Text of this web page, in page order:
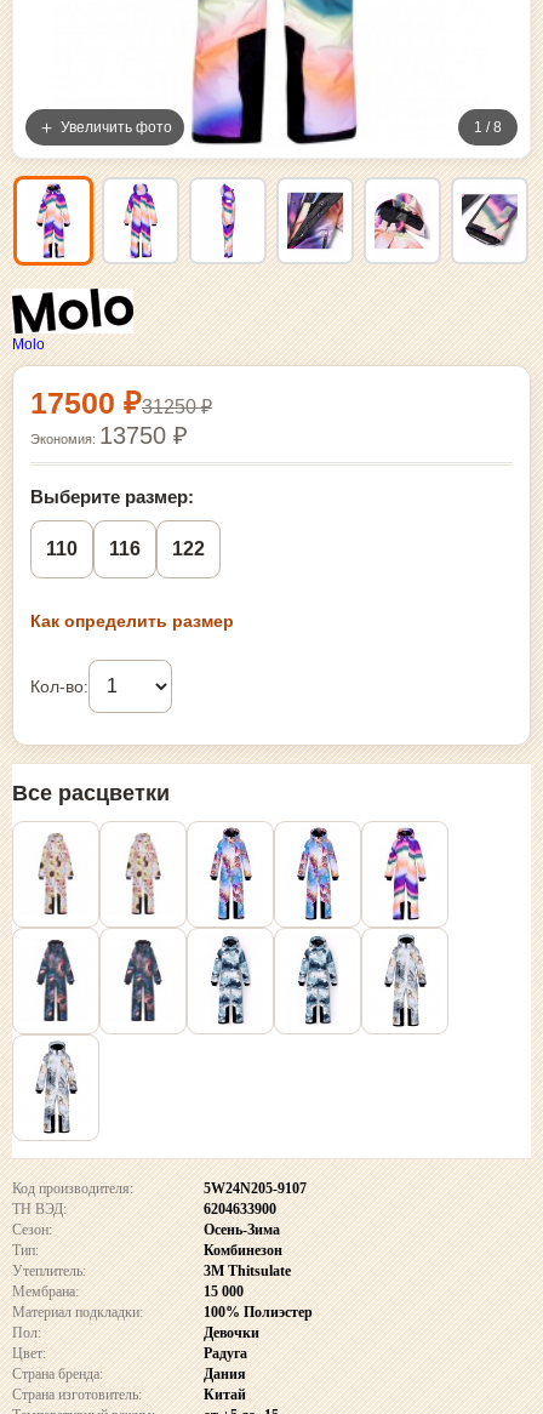
1 / 8
Увеличить фото
Molo
Выбор размера и покупка
31250 ₽
17500 ₽
Экономия: 13750 ₽
Выберите размер:
110 116 122
Как определить размер
Кол-во:
Все расцветки
Код производителя:
5W24N205-9107
ТН ВЭД:
6204633900
Сезон:
Осень-Зима
Тип:
Комбинезон
Утеплитель:
3M Thitsulate
Мембрана:
15 000
Материал подкладки:
100% Полиэстер
Пол:
Девочки
Цвет:
Радуга
Страна бренда:
Дания
Страна изготовитель:
Китай